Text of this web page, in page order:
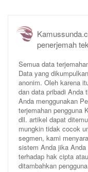
penerjemah
Semua data
Data yang
anonim. Oleh karena
dan data pribadi Anda
Anda menggunakan
terjemahan pengguna
dll. artikel dapat
mungkin tidak cocok
segmen, kami
sistem Anda jika
terhadap hak cipta
ditambahkan